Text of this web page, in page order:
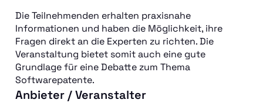
Veranstaltungen
MINT-Berufe
Für Anbieter
Jetzt fördern
Die Teilnehmenden erhalten praxisnahe
Informationen und haben die Möglichkeit, ihre
Fragen direkt an die Experten zu richten. Die
Veranstaltung bietet somit auch eine gute
Grundlage für eine Debatte zum Thema
Softwarepatente.
Anbieter / Veranstalter